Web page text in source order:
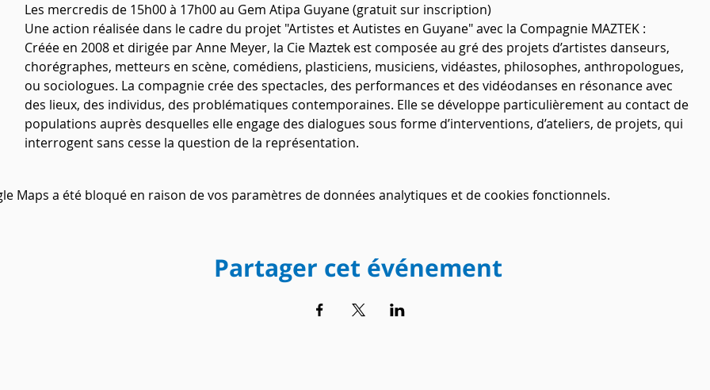
Les mercredis de 15h00 à 17h00 au Gem Atipa Guyane (gratuit sur inscription)
Une action réalisée dans le cadre du projet "Artistes et Autistes en Guyane" avec la Compagnie MAZTEK :
Créée en 2008 et dirigée par Anne Meyer, la Cie Maztek est composée au gré des projets d’artistes danseurs,
chorégraphes, metteurs en scène, comédiens, plasticiens, musiciens, vidéastes, philosophes, anthropologues,
ou sociologues. La compagnie crée des spectacles, des performances et des vidéodanses en résonance avec
des lieux, des individus, des problématiques contemporaines. Elle se développe particulièrement au contact de
populations auprès desquelles elle engage des dialogues sous forme d’interventions, d’ateliers, de projets, qui
interrogent sans cesse la question de la représentation.
Maps a été bloqué en raison de vos paramètres de données analytiques et de cookies fonctionnels.
Partager cet événement